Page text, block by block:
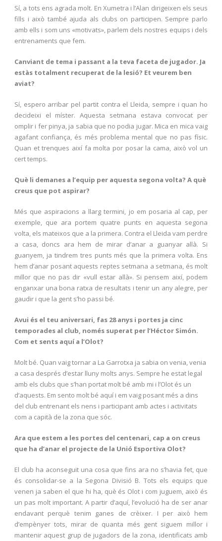
Sí, a tots ens agrada molt. En Xumetra i l’Alan dirigeixen els seus
fills i això també ajuda als clubs on participen. Sempre parlo
amb ells i som uns «motivats», parlem dels nostres equips i dels
entrenaments que fem.
Canviant de tema i passant a la teva faceta de jugador. Ja
estàs totalment recuperat de la lesió? Et veurem ben
aviat?
Sí, espero arribar pel partit contra el Lleida, sempre i quan ho
decideixi el míster. Aquesta setmana estava convocat per
omplir i fer pinya, ja sabia que no podia jugar. Mica en mica vaig
agafant confiança, és més problema mental que no pas físic.
Quan et trenques així fa molta por posar la cama, això vol un
cert temps.
Què li demanes a l’equip per aquesta segona volta? A què
creus que pot aspirar?
Més que aspiracions a llarg termini, jo em posaria al cap, per
exemple, que ara portem quatre punts en aquesta segona
volta, els mateixos que a la primera. Contra el Lleida vam perdre
a casa, doncs ara hem de mirar d’anar a guanyar allà. Si
guanyem, ja tindrem tres punts més que la primera volta. Ens
hem d’anar posant aquests reptes setmana a setmana, és molt
millor que no pas dir «vull estar allà». Si pensem així, podem
enganxar una bona ratxa de resultats i tenir un any alegre, per
gaudir i que la gent s’ho passi bé.
Avui és el teu aniversari, fas 28 anys i portes ja cinc
temporades al club, només superat per l’Héctor Simón.
Com et sents aquí a l’Olot?
Molt bé. Quan vaig tornar a La Garrotxa ja sabia on venia, venia
a casa després d’estar lluny molts anys. Sempre he estat legal
amb els clubs que s’han portat molt bé amb mi i l’Olot és un
d’aquests. Em sento molt bé aquí i em vaig posant més a dins
del club entrenant els nens i participant amb actes i activitats
com a capità de la zona que sóc.
Ara que estem a les portes del centenari, cap a on creus
que ha d’anar el projecte de la Unió Esportiva Olot?
El club ha aconseguit una cosa que fins ara no s’havia fet, que
és consolidar-se a la Segona Divisió B. Tots els equips que
venen ja saben el que hi ha, què és Olot i com juguem, això és
un pas molt important. A partir d’aquí, l’evolució ha de ser anar
endavant perquè tenim ganes de crèixer. I per això hem
d’empènyer tots, mirar de quanta més gent siguem millor i
mantenir aquest grup de jugadors de la zona, identificats amb